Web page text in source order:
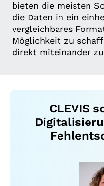
bieten die meisten
die Daten in ein
vergleichbares
Möglichkeit zu
direkt miteinander
CLEVIS